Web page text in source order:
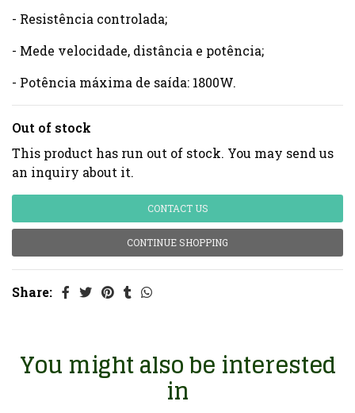
- Resistência controlada;
- Mede velocidade, distância e potência;
- Potência máxima de saída: 1800W.
Out of stock
This product has run out of stock. You may send us
an inquiry about it.
CONTACT US
CONTINUE SHOPPING
Share:
You might also be interested
in